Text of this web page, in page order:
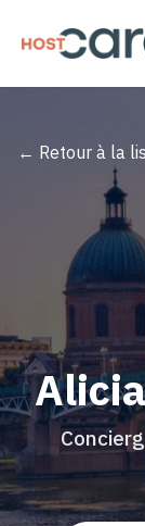
Accueil
mon
Devenir
concierge
Magazine
Estimer
mes
revenus
locatifs
← Retour à la
Alicia